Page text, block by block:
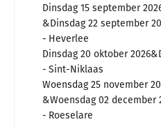
Dinsdag 15 september
Dinsdag 22 september
Heverlee
Dinsdag 20 oktober 2026
Sint-Niklaas
Woensdag 25 november
Woensdag 02 december
Roeselare